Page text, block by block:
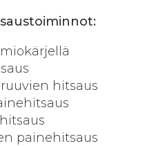
hitsaus
painehitsaus